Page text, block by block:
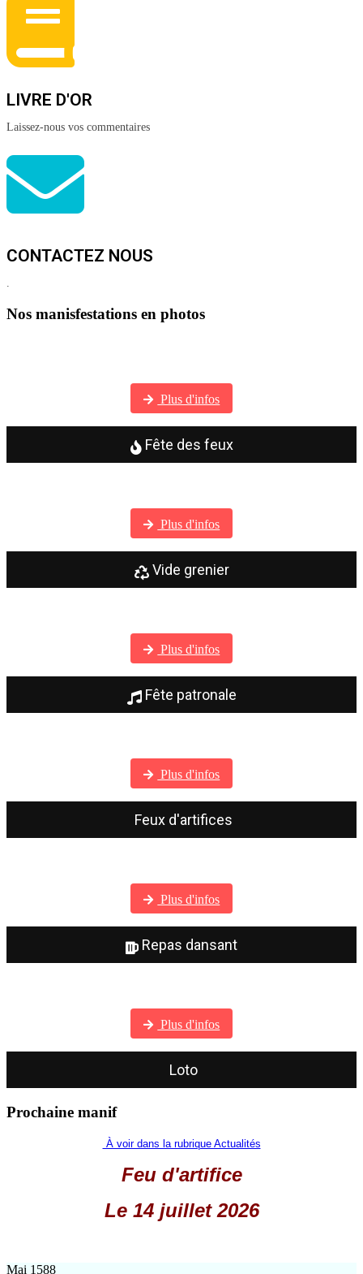
LIVRE D'OR
Laissez-nous vos commentaires
CONTACTEZ NOUS
Nos manisfestations en photos
Plus d'infos
Fête des feux
Plus d'infos
Vide grenier
Plus d'infos
Fête patronale
Plus d'infos
Feux d'artifices
Plus d'infos
Repas dansant
Plus d'infos
Loto
Prochaine manif
À voir dans la rubrique Actualités
Feu d'artifice
Le 14 juillet 2026
Mai 1588